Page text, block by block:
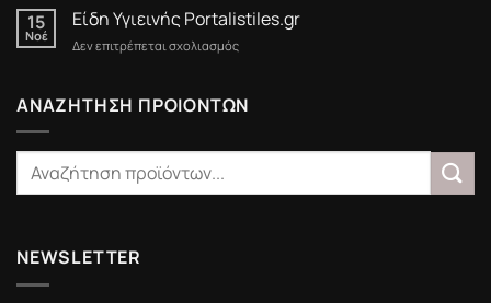
Friday
στο
Portalistiles.gr
15
Νοέ
Είδη Υγιεινής Portalistiles.gr
Δεν επιτρέπεται σχολιασμόςστο
Portalistiles.gr
ΑΝΑΖΗΤΗΣΗ ΠΡΟΙΟΝΤΩΝ
NEWSLETTER